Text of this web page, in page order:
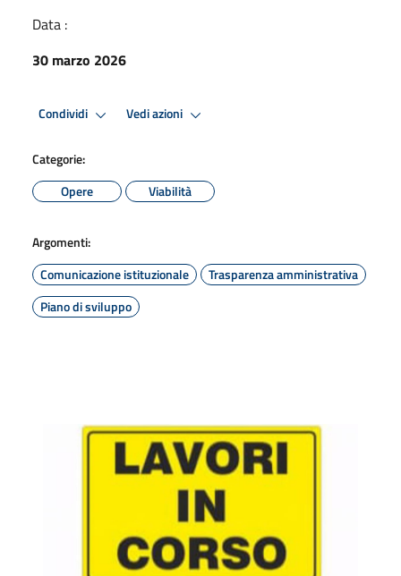
Data :
30 marzo 2026
Condividi Vedi azioni
Categorie:
Opere
Viabilità
Argomenti:
Comunicazione istituzionale
Trasparenza amministrativa
Piano di sviluppo